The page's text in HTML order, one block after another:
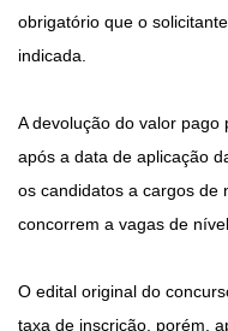
obrigatório que o
indicada.
A devolução do valor
após a data de aplicação
os candidatos a cargos de
concorrem a vagas de
O edital original do
taxa de inscrição, porém,